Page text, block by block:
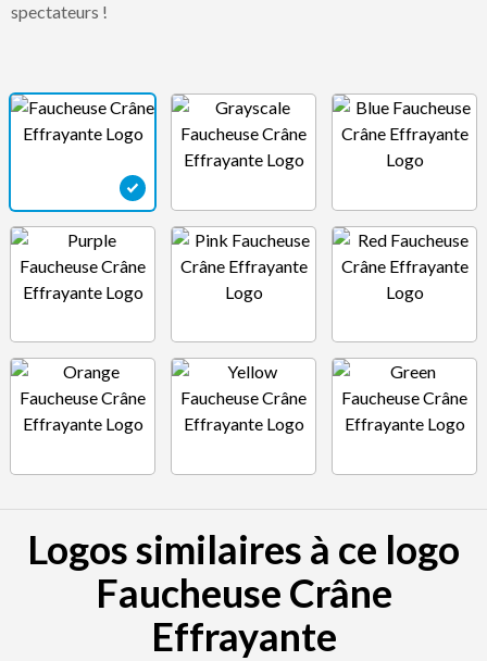
spectateurs !
Logos similaires à ce logo
Faucheuse Crâne
Effrayante